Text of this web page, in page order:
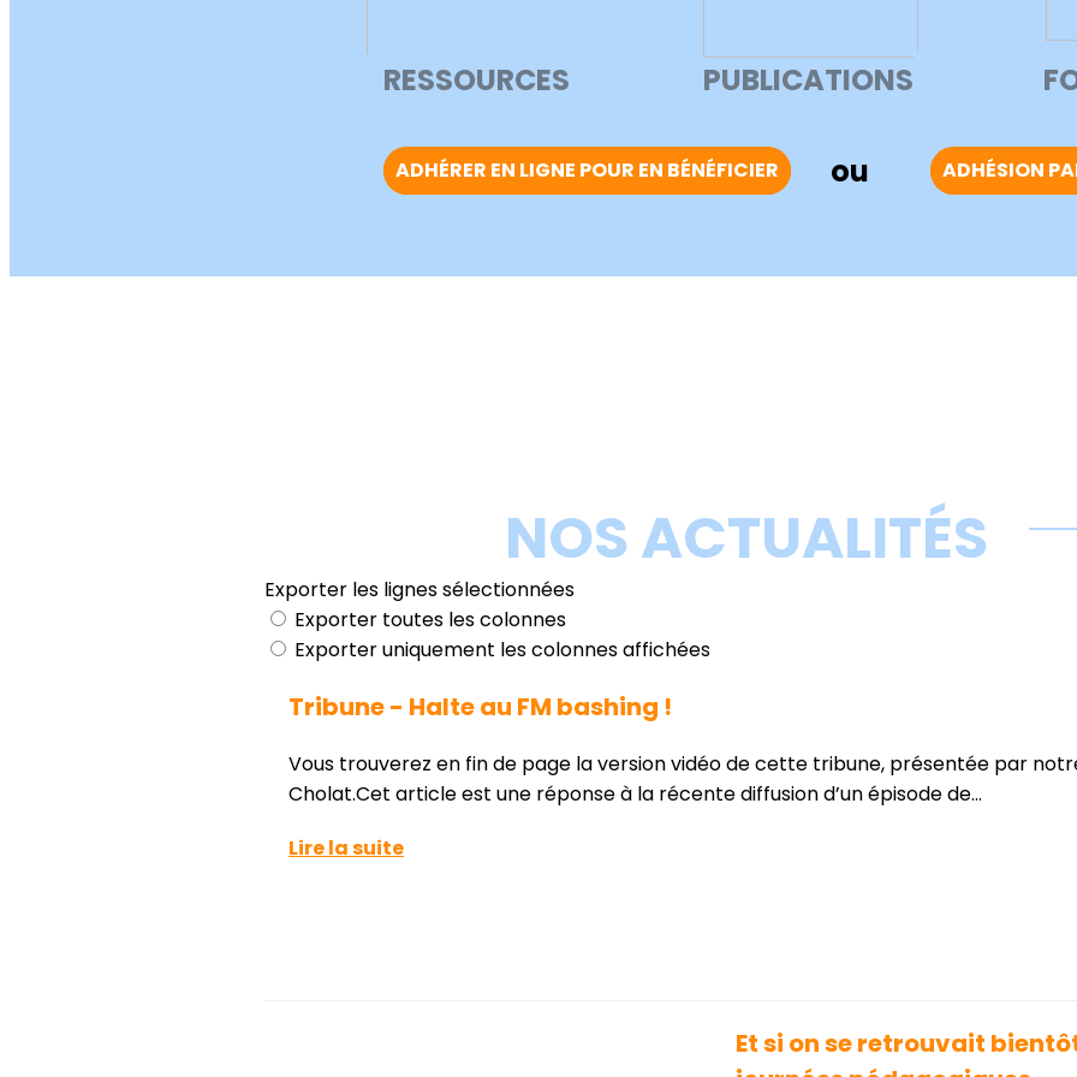
RESSOURCES PUBLICATIONS
ADHÉRER EN LIGNE POUR EN BÉNÉFICIER ou ADHÉSION
NOS ACTUALITÉS